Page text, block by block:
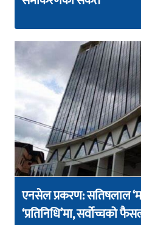
एनसेल प्रकरण: सतिषलाल
‘प्रतिनिधि’मा, सर्वोच्चको